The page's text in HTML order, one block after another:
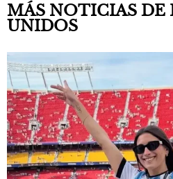
MÁS NOTICIAS DE
UNIDOS